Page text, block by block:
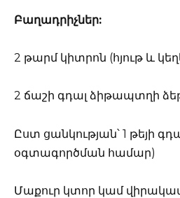
Բաղադրիչներ:
2 թարմ կիտրոն (հյութ և
2 ճաշի գդալ ձիթապտղի ձեթ
Ըստ ցանկության՝ 1 թեյի
օգտագործման համար)
Մաքուր կտոր կամ